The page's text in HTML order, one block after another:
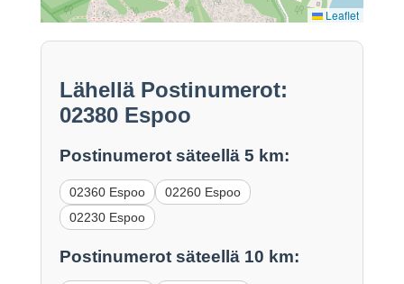
Leaflet
Lähellä Postinumerot:
02380 Espoo
Postinumerot säteellä 5 km:
02360 Espoo
02260 Espoo
02230 Espoo
Postinumerot säteellä 10 km: